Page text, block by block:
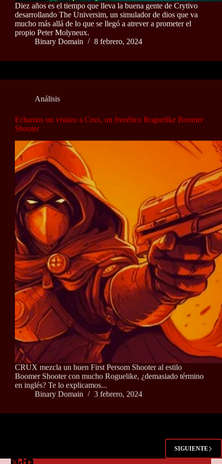
Diez años es el tiempo que lleva la buena gente de Crytivo
desarrollando The Universim, un simulador de dios que va
mucho más allá de lo que se llegó a atrever a prometer el
propio Peter Molyneux.
Binary Domain
8 febrero, 2024
Análisis
Echamos un vistazo a Crux, un frenético Roguelike Boomer
Shooter
CRUX mezcla un buen First Persom Shooter al estilo
Boomer Shooter con mucho Roguelike, ¿demasiado término
en inglés? Te lo explicamos...
Binary Domain
3 febrero, 2024
SIGUIENTE